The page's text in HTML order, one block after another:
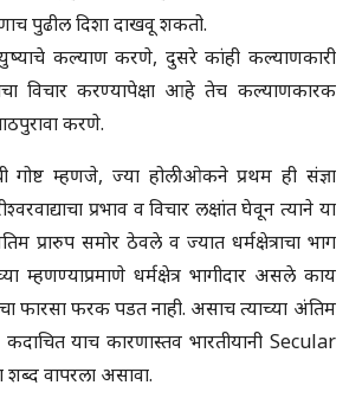
पुढील दिशा दाखवू शकतो.
कल्याण करणे, दुसरे कांही कल्याणकारी
विचार करण्यापेक्षा आहे तेच कल्याणकारक
करणे.
गोष्ट म्हणजे, ज्या होलीओकने प्रथम ही संज्ञा
प्रभाव व विचार लक्षांत घेवून त्याने या
प्रारुप समोर ठेवले व ज्यात धर्मक्षेत्राचा भाग
म्हणण्याप्रमाणे धर्मक्षेत्र भागीदार असले काय
फारसा फरक पडत नाही. असाच त्याच्या अंतिम
कदाचित याच कारणास्तव भारतीयानी Secular
शब्द वापरला असावा.